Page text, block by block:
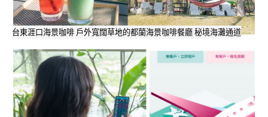
台東涯口海景咖啡 戶外寬闊草地的都蘭海景咖啡餐廳 秘境海灘通道